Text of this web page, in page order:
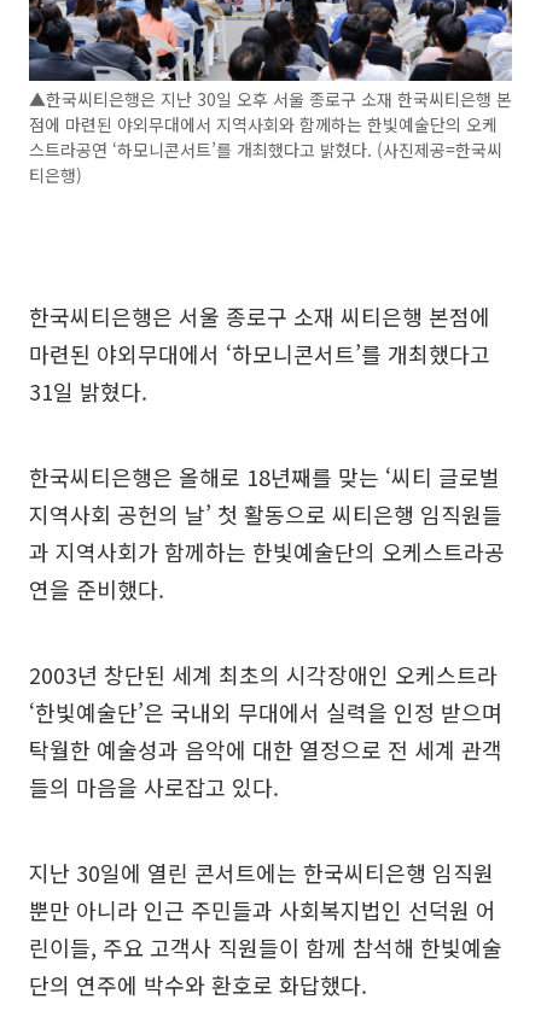
▲한국씨티은행은 지난 30일 오후 서울 종로구 소재 한국씨티은행 본
점에 마련된 야외무대에서 지역사회와 함께하는 한빛예술단의 오케
스트라공연 ‘하모니콘서트’를 개최했다고 밝혔다. (사진제공=한국씨
티은행)
한국씨티은행은 서울 종로구 소재 씨티은행 본점에
마련된 야외무대에서 ‘하모니콘서트’를 개최했다고
31일 밝혔다.
한국씨티은행은 올해로 18년째를 맞는 ‘씨티 글로벌
지역사회 공헌의 날’ 첫 활동으로 씨티은행 임직원들
과 지역사회가 함께하는 한빛예술단의 오케스트라공
연을 준비했다.
2003년 창단된 세계 최초의 시각장애인 오케스트라
‘한빛예술단’은 국내외 무대에서 실력을 인정 받으며
탁월한 예술성과 음악에 대한 열정으로 전 세계 관객
들의 마음을 사로잡고 있다.
지난 30일에 열린 콘서트에는 한국씨티은행 임직원
뿐만 아니라 인근 주민들과 사회복지법인 선덕원 어
린이들, 주요 고객사 직원들이 함께 참석해 한빛예술
단의 연주에 박수와 환호로 화답했다.